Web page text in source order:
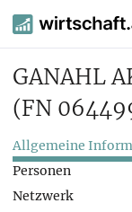
GANAHL
(FN
Allgemeine
Personen
Netzwerk